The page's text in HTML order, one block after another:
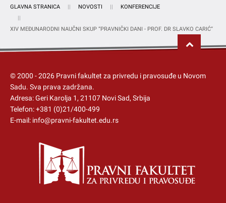
GLAVNA STRANICA NOVOSTI KONFERENCIJE
XIV MEĐUNARODNI NAUČNI SKUP “PRAVNIČKI DANI - PROF. DR SLAVKO CARIĆ“
© 2000 -2026 Pravni fakultet za privredu i pravosuđe u Novom
Sadu. Sva prava zadržana.
Adresa: Geri Karolja 1, 21107 Novi Sad, Srbija
Telefon:+381 (0)21/400-499
E-mail: info@pravni-fakultet.edu.rs